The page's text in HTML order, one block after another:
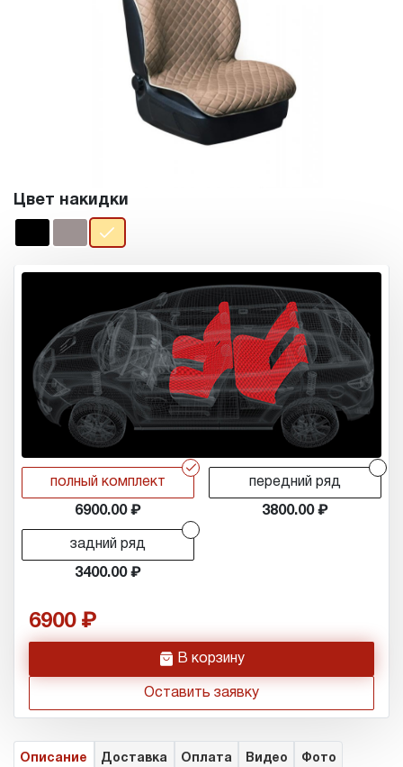
Цвет накидки
r
полный комплект
6900.00
передний ряд
3800.00
задний ряд
3400.00
6900
h В корзину
Оставить заявку
Описание Доставка Оплата Видео Фото